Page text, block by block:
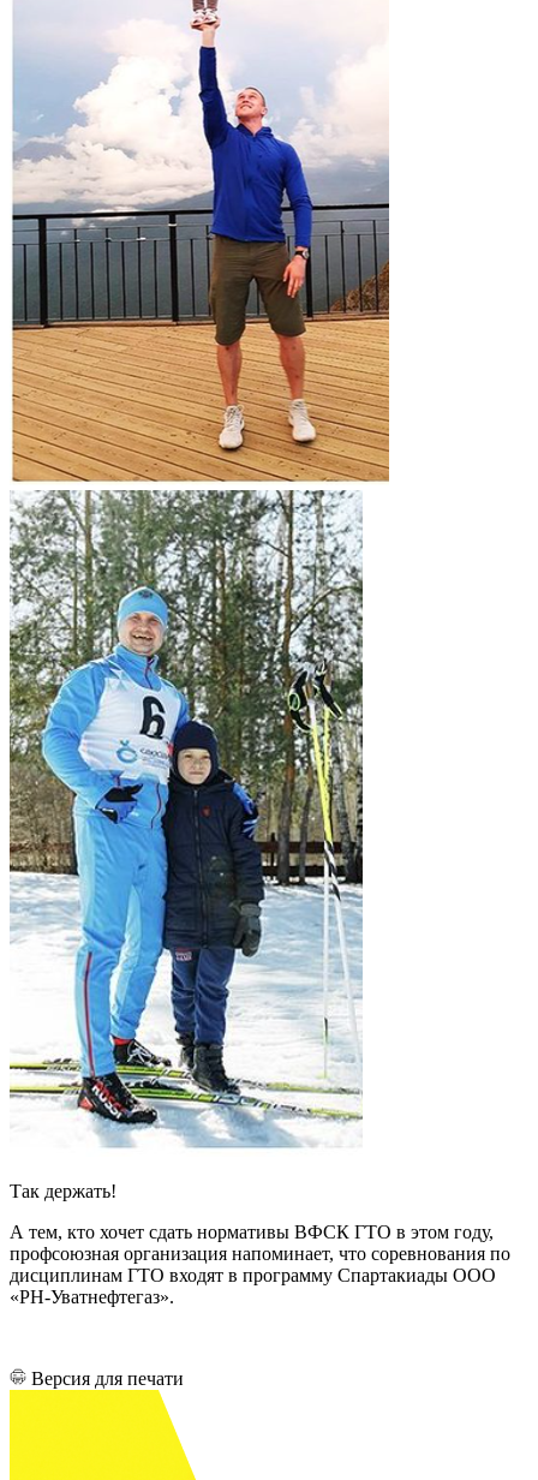
Так держать!
А тем, кто хочет сдать нормативы ВФСК ГТО в этом году,
профсоюзная организация напоминает, что соревнования по
дисциплинам ГТО входят в программу Спартакиады ООО
«РН-Уватнефтегаз».
Версия для печати